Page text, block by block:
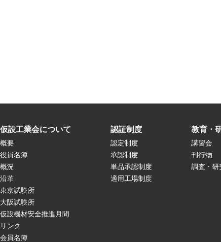
仮設工業会について
概要
役員名簿
概況
沿革
東京試験所
大阪試験所
仮設機材安全推進月間
リンク
会員名簿
認証制度
認定制度
承認制度
単品承認制度
適用工場制度
教育・
講習会
刊行物
調査・研